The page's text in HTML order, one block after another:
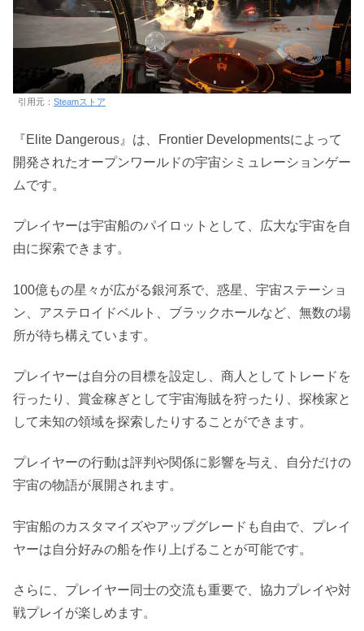
引用元： Steamストア
『Elite Dangerous』は、Frontier Developmentsによって
開発されたオープンワールドの宇宙シミュレーションゲー
ムです。
プレイヤーは宇宙船のパイロットとして、広大な宇宙を自
由に探索できます。
100億もの星々が広がる銀河系で、惑星、宇宙ステーショ
ン、アステロイドベルト、ブラックホールなど、無数の場
所が待ち構えています。
プレイヤーは自分の目標を設定し、商人としてトレードを
行ったり、賞金稼ぎとして宇宙海賊を狩ったり、探検家と
して未知の領域を探索したりすることができます。
プレイヤーの行動は評判や関係に影響を与え、自分だけの
宇宙の物語が展開されます。
宇宙船のカスタマイズやアップグレードも自由で、プレイ
ヤーは自分好みの船を作り上げることが可能です。
さらに、プレイヤー同士の交流も重要で、協力プレイや対
戦プレイが楽しめます。